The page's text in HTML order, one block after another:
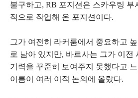
불구하고, RB 포지션은 스카우팅 부
적으로 작업해 온 포지션이다.
그가 여전히 라커룸에서 중요하고
로 남아 있지만, 바르사는 그가 이전
기력을 꾸준히 보여주지 못했다고
이름이 여러 이적 논의에 올랐다.